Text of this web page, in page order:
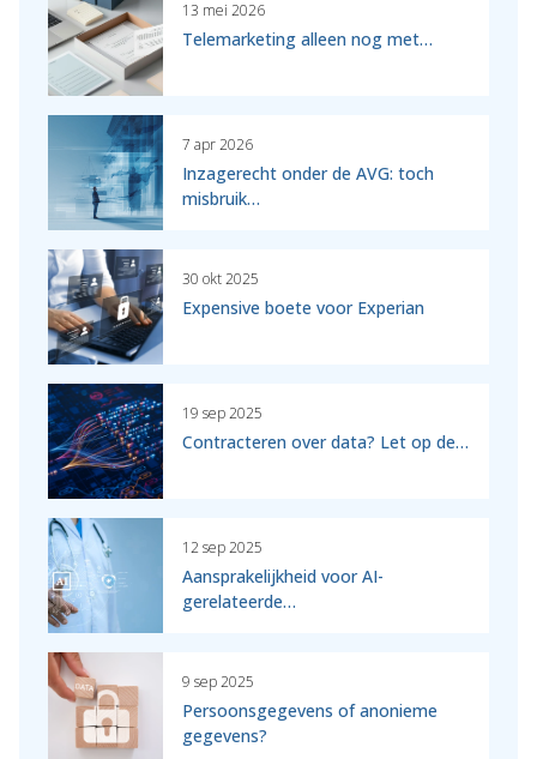
13 mei 2026
Telemarketing alleen nog met…
7 apr 2026
Inzagerecht onder de AVG: toch
misbruik…
30 okt 2025
Expensive boete voor Experian
19 sep 2025
Contracteren over data? Let op de…
12 sep 2025
Aansprakelijkheid voor AI-
gerelateerde…
9 sep 2025
Persoonsgegevens of anonieme
gegevens?